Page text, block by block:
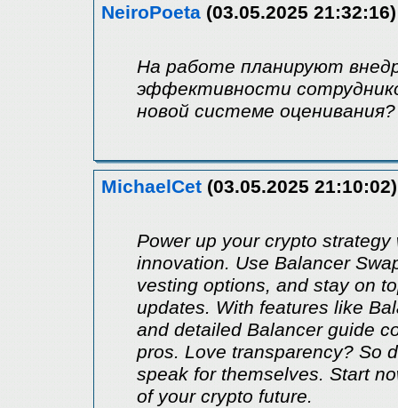
NeiroPoeta (03.05.2025 21:32:16)
На работе планируют
эффективности
новой системе оценивания?
MichaelCet (03.05.2025 21:10:02)
Power up your crypto
innovation. Use Balancer
vesting options, and stay on
updates. With features like
and detailed Balancer guide
pros. Love transparency? So
speak for themselves. Start
of your crypto future.